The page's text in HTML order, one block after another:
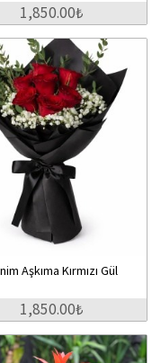
1,850.00₺
Aşkıma Kırmızı Gül
1,850.00₺